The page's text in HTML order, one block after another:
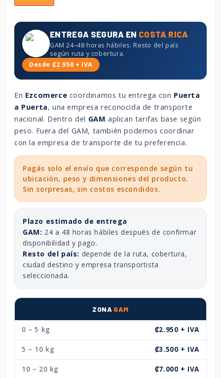
ENTREGA SEGURA EN COSTA RICA
GAM 24–48 horas hábiles. Resto del país
según ruta y cobertura.
Desde ₡2.950 + IVA
En Ezcomerce coordinamos tu entrega con Puerta
a Puerta, una empresa reconocida de transporte
nacional. Dentro del GAM aplican tarifas base según
peso. Fuera del GAM, también podemos coordinar
con la empresa de transporte de tu preferencia.
Pagás solo el envío que corresponde según tu
ubicación, peso y dimensiones del producto.
Sin sorpresas, sin costos escondidos.
Plazo estimado de entrega
GAM: 24 a 48 horas hábiles después de confirmar
disponibilidad y pago.
Resto del país: depende de la ruta, cobertura,
ciudad destino y empresa transportista
seleccionada.
ZONA GAM
0 – 5 kg ₡2.950 + IVA
5 – 10 kg ₡3.500 + IVA
10 – 20 kg ₡7.000 + IVA